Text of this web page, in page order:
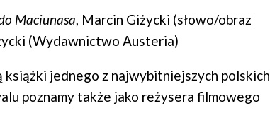
Maciunasa, Marcin Giżycki (słowo/obraz
(Wydawnictwo Austeria)
książki jednego z najwybitniejszych polskich
poznamy także jako reżysera filmowego